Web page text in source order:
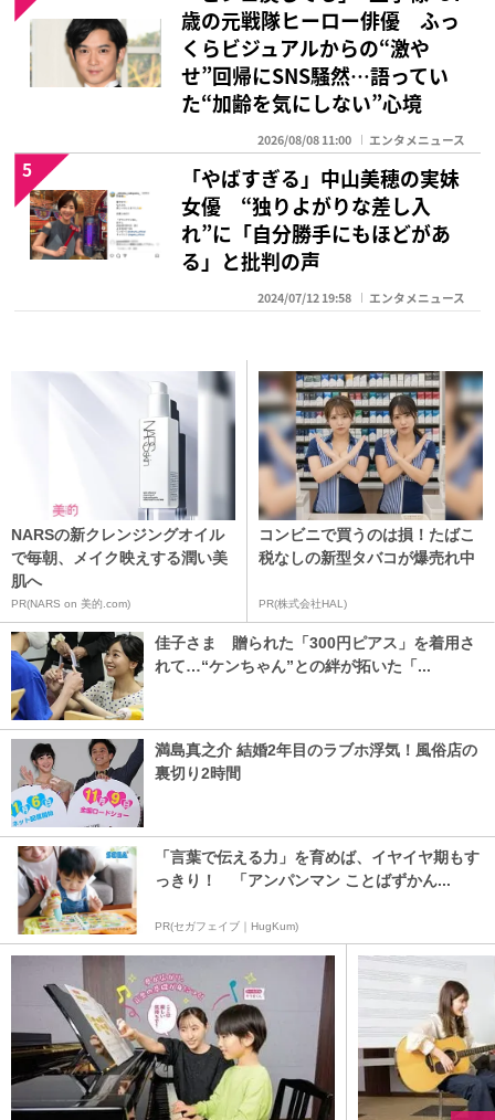
歳の元戦隊ヒーロー俳優 ふっ
くらビジュアルからの“激や
せ”回帰にSNS騒然…語ってい
た“加齢を気にしない”心境
2026/08/08 11:00 エンタメニュース
「やばすぎる」中山美穂の実妹
女優 “独りよがりな差し入
れ”に「自分勝手にもほどがあ
る」と批判の声
2024/07/12 19:58 エンタメニュース
5
NARSの新クレンジングオイル
で毎朝、メイク映えする潤い美
肌へ
PR(NARS on 美的.com)
コンビニで買うのは損！たばこ
税なしの新型タバコが爆売れ中
PR(株式会社HAL)
佳子さま 贈られた「300円ピアス」を着用さ
れて…“ケンちゃん”との絆が拓いた「...
満島真之介 結婚2年目のラブホ浮気！風俗店の
裏切り2時間
「言葉で伝える力」を育めば、イヤイヤ期もす
っきり！ 「アンパンマン ことばずかん...
PR(セガフェイブ｜HugKum)